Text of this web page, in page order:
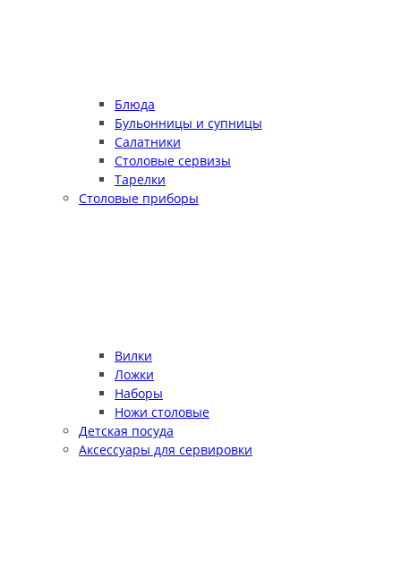
Блюда
Бульонницы и супницы
Салатники
Столовые сервизы
Тарелки
Столовые приборы
Вилки
Ложки
Наборы
Ножи столовые
Детская посуда
Аксессуары для сервировки